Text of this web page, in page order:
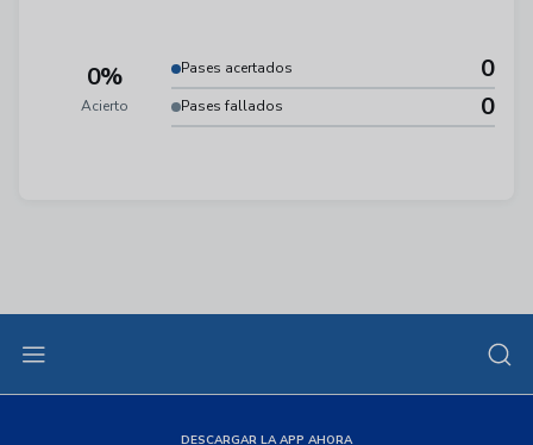
0%
Acierto
Pases acertados 0
Pases fallados 0
DESCARGAR LA APP AHORA